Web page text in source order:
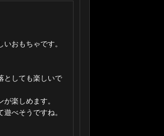
おもちゃです。
としても楽しいで
楽しめます。
べそうですね。